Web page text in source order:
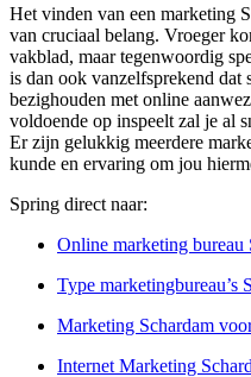
Het vinden van een marketing
van cruciaal belang. Vroeger
vakblad, maar tegenwoordig
is dan ook vanzelfsprekend dat
bezighouden met online
voldoende op inspeelt zal je al
Er zijn gelukkig meerdere
kunde en ervaring om jou
Spring direct naar:
Online marketing bureau
Type marketingbureau’s
Marketing Schardam
Internet Marketing